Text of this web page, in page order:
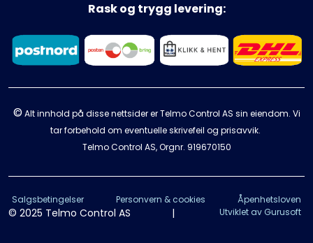
Rask og trygg levering:
© Alt innhold på disse nettsider er Telmo Control AS sin eiendom. Vi
tar forbehold om eventuelle skrivefeil og prisavvik.
Telmo Control AS, Orgnr. 919670150
Salgsbetingelser Personvern & cookies Åpenhetsloven
© 2025 Telmo Control AS | Utviklet av Gurusoft